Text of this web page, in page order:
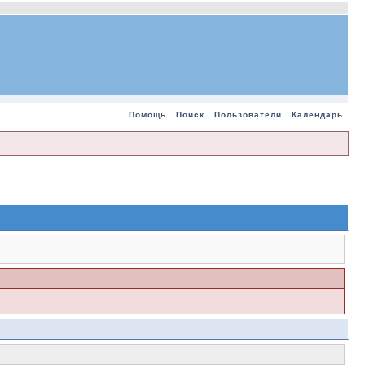
Помощь Поиск Пользователи Календарь